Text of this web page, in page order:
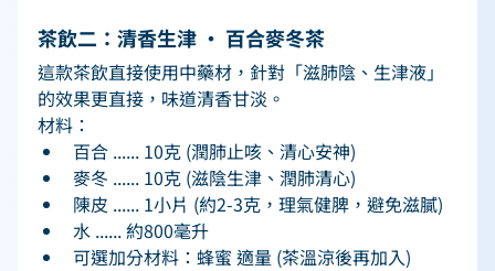
茶飲二：清香生津 ‧ 百合麥冬茶
這款茶飲直接使用中藥材，針對「滋肺陰、生津液」
的效果更直接，味道清香甘淡。
材料：
百合 ...... 10克 (潤肺止咳、清心安神)
麥冬 ...... 10克 (滋陰生津、潤肺清心)
陳皮 ...... 1小片 (約2-3克，理氣健脾，避免滋膩)
水 ...... 約800毫升
可選加分材料：蜂蜜 適量 (茶溫涼後再加入)